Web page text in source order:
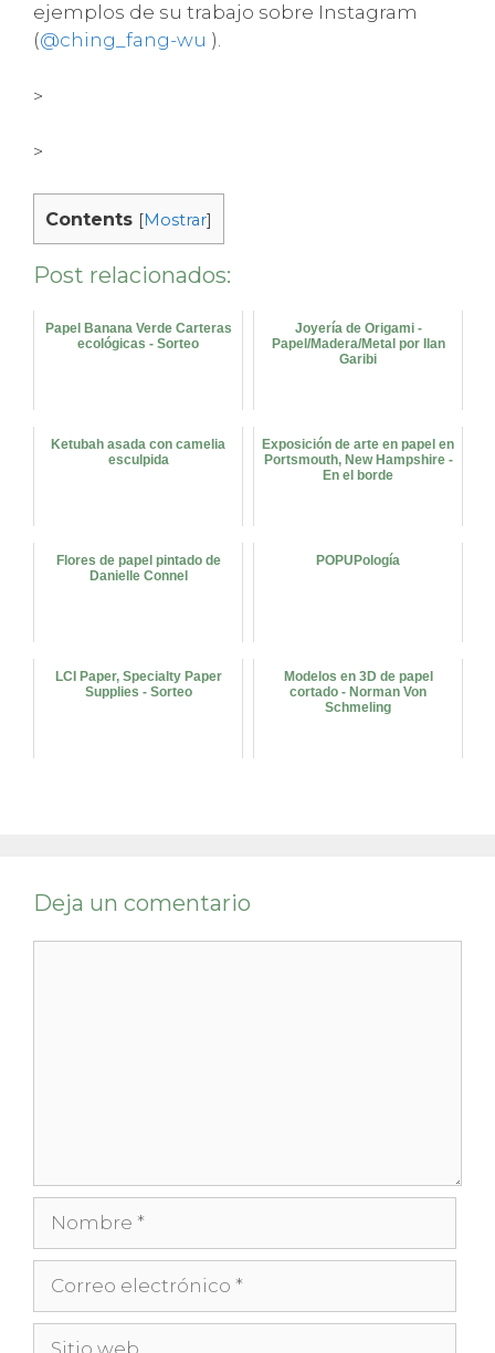
ejemplos de su trabajo sobre Instagram
(@ching_fang-wu ).
>
>
Contents [Mostrar]
Post relacionados:
Papel Banana Verde Carteras
ecológicas - Sorteo
Joyería de Origami -
Papel/Madera/Metal por Ilan
Garibi
Ketubah asada con camelia
esculpida
Exposición de arte en papel en
Portsmouth, New Hampshire -
En el borde
Flores de papel pintado de
Danielle Connel
POPUPología
LCI Paper, Specialty Paper
Supplies - Sorteo
Modelos en 3D de papel
cortado - Norman Von
Schmeling
Deja un comentario
Nombre
Sitio